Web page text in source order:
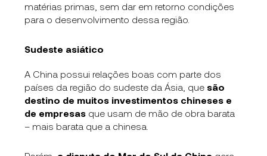
matérias primas, sem dar em retorno condições
para o desenvolvimento dessa região.
Sudeste asiático
A China possui relações boas com parte dos
países da região do sudeste da Ásia, que são
destino de muitos investimentos chineses e
de empresas que usam de mão de obra barata
– mais barata que a chinesa.